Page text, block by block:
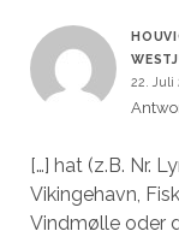
22. Juli
[…] hat (z.B. Nr.
Vikingehavn,
Vindmølle oder